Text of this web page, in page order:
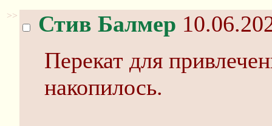
>> Стив Балмер
Перекат для
накопилось.